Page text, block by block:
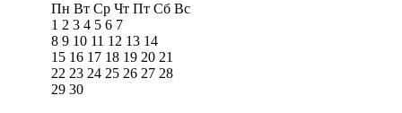
Пн Вт Ср Чт Пт Сб Вс
1 2 3 4 5 6 7
8 9 10 11 12 13 14
15 16 17 18 19 20 21
22 23 24 25 26 27 28
29 30